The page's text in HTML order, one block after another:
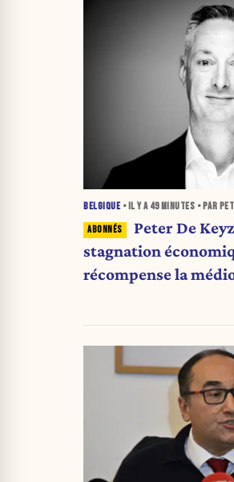
BELGIQUE • IL Y A 49 MINUTES • PAR
Peter De
stagnation
récompense la